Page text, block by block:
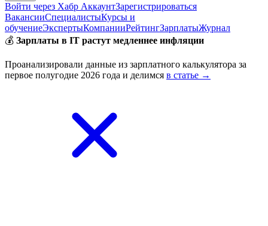
Войти через Хабр АккаунтЗарегистрироваться
ВакансииСпециалистыКурсы и
обучениеЭкспертыКомпанииРейтингЗарплатыЖурнал
💰 Зарплаты в IT растут медленнее инфляции
Проанализировали данные из зарплатного калькулятора за
первое полугодие 2026 года и делимся в статье →